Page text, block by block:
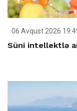
06 Avqust 2026
Süni intellektlə